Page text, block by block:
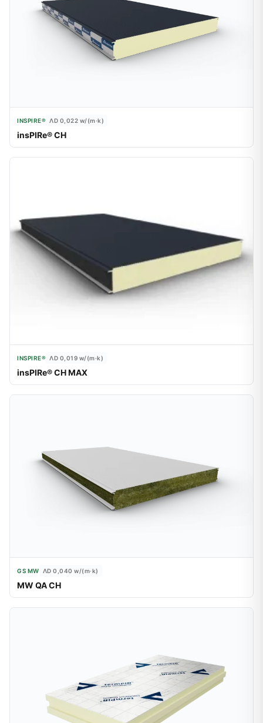
INSPIRE® ΛD 0,022 w/(m·k)
insPIRe® CH
INSPIRE® ΛD 0,019 w/(m·k)
insPIRe® CH MAX
GS MW ΛD 0,040 w/(m·k)
MW QA CH